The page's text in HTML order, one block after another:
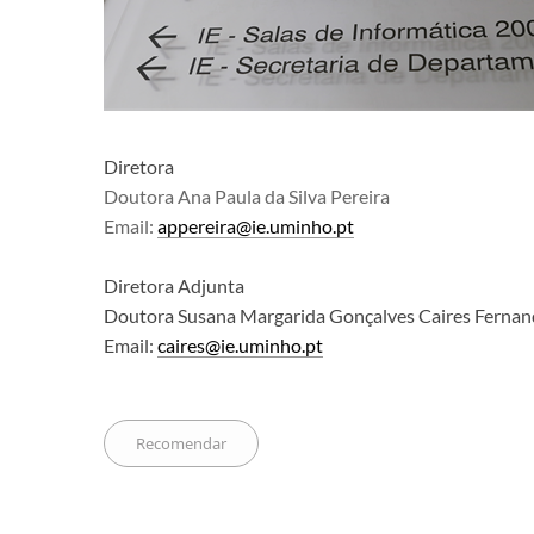
​​Diretora
Doutora Ana Paula da Silva Pereira
Email: appereira@ie.uminho​.pt
​Dire​tora Adjunta
Doutora Susana Margarida Gonçalves Caires
Email: caires@ie.uminho.pt